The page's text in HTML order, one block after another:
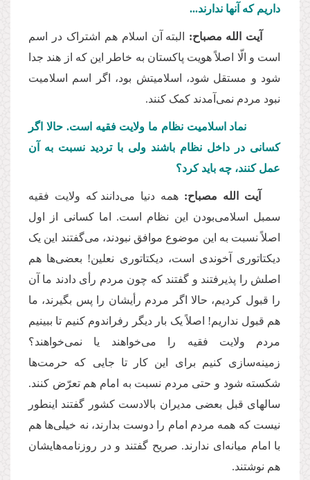
داریم که آنها ندارند...
آیت الله مصباح:
البته آن اسلام هم اشتراک در اسم
است و الّا اصلاً هویت پاکستان به خاطر این که از هند جدا
شود و مستقل شود، اسلامیتش بود، اگر اسم اسلامیت
نبود مردم نمی آمدند کمک کنند.
نماد اسلامیت نظام ما ولایت فقیه است. حالا اگر
کسانی در داخل نظام باشند ولی با تردید نسبت به آن
عمل کنند، چه باید کرد؟
آیت الله مصباح: همه دنیا میدانند که ولایت فقیه
سمبل اسلامیبودن این نظام است. اما کسانی از اول
اصلاً نسبت به این موضوع موافق نبودند، میگفتند این یک
دیکتاتوری آخوندی است، دیکتاتوری نعلین! بعضیها هم
اصلش را پذیرفتند و گفتند که چون مردم رأی دادند ما آن
را قبول کردیم، حالا اگر مردم رأیشان را پس بگیرند، ما
هم قبول نداریم! اصلاً یک بار دیگر رفراندوم کنیم تا ببینیم
مردم ولایت فقیه را میخواهند یا نمیخواهند؟
زمینهسازی کنیم برای این کار تا جایی که حرمتها
شکسته شود و حتی مردم نسبت به امام هم تعرّض کنند.
سالهای قبل بعضی مدیران بالادست کشور گفتند اینطور
نیست که همه مردم امام را دوست بدارند، نه خیلیها هم
با امام میانه ای ندارند. صریح گفتند و در روزنامههایشان
هم نوشتند.